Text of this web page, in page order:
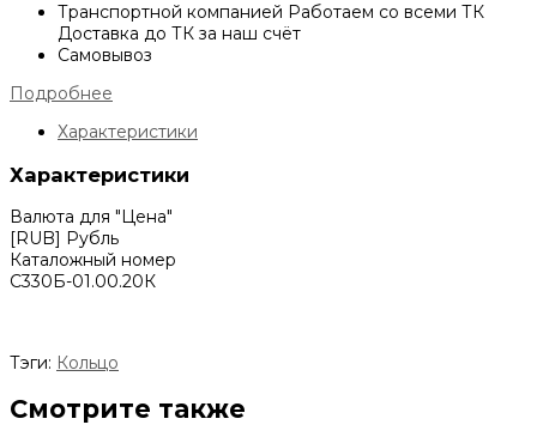
Транспортной компанией Работаем со всеми ТК
Доставка до ТК за наш счёт
Самовывоз
Подробнее
Характеристики
Характеристики
Валюта для "Цена"
[RUB] Рубль
Каталожный номер
С330Б-01.00.20К
Тэги: Кольцо
Смотрите также